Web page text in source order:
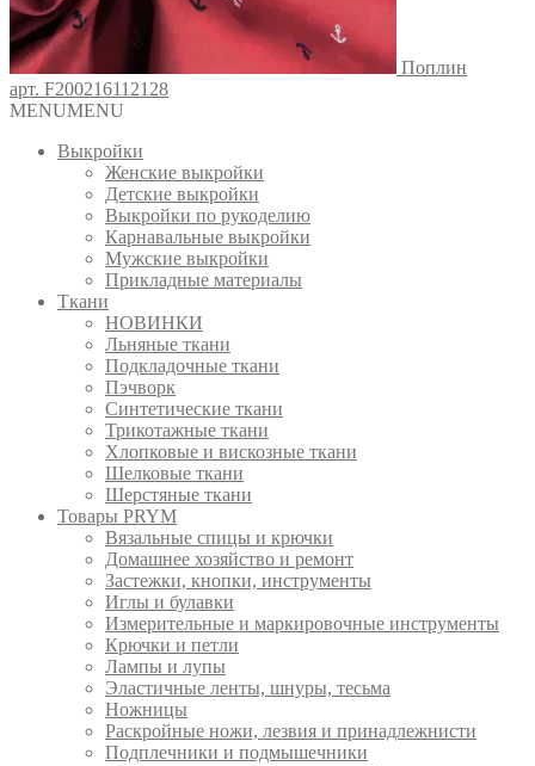
Поплин
арт. F200216112128
MENUMENU
Выкройки
Женские выкройки
Детские выкройки
Выкройки по рукоделию
Карнавальные выкройки
Мужские выкройки
Прикладные материалы
Ткани
НОВИНКИ
Льняные ткани
Подкладочные ткани
Пэчворк
Синтетические ткани
Трикотажные ткани
Хлопковые и вискозные ткани
Шелковые ткани
Шерстяные ткани
Товары PRYM
Вязальные спицы и крючки
Домашнее хозяйство и ремонт
Застежки, кнопки, инструменты
Иглы и булавки
Измерительные и маркировочные инструменты
Крючки и петли
Лампы и лупы
Эластичные ленты, шнуры, тесьма
Ножницы
Раскройные ножи, лезвия и принадлежнисти
Подплечники и подмышечники